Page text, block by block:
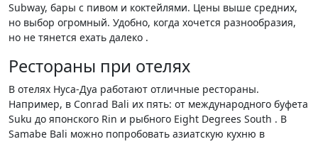
Subway, бары с пивом и коктейлями. Цены выше средних,
но выбор огромный. Удобно, когда хочется разнообразия,
но не тянется ехать далеко .
Рестораны при отелях
В отелях Нуса-Дуа работают отличные рестораны.
Например, в Conrad Bali их пять: от международного буфета
Suku до японского Rin и рыбного Eight Degrees South . В
Samabe Bali можно попробовать азиатскую кухню в